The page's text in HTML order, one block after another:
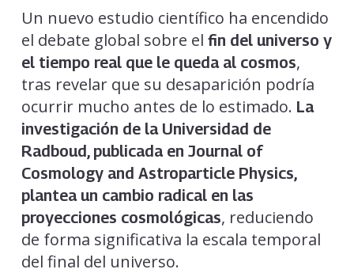
Un nuevo estudio científico ha encendido
el debate global sobre el fin del universo y
el tiempo real que le queda al cosmos,
tras revelar que su desaparición podría
ocurrir mucho antes de lo estimado. La
investigación de la Universidad de
Radboud, publicada en Journal of
Cosmology and Astroparticle Physics,
plantea un cambio radical en las
proyecciones cosmológicas, reduciendo
de forma significativa la escala temporal
del final del universo.